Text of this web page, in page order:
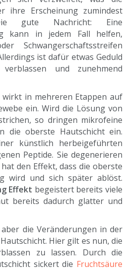
ihre Erscheinung zumindest
gute Nachricht: Eine
kann in jedem Fall helfen,
Schwangerschaftsstreifen
ist dafür etwas Geduld
und zunehmend
wirkt in mehreren Etappen auf
ein. Wird die Lösung von
so dringen mikrofeine
die oberste Hautschicht ein.
künstlich herbeigeführten
Peptide. Sie degenerieren
den Effekt, dass die oberste
wird und sich später ablöst.
Effekt begeistert bereits viele
bereits dadurch glatter und
die Veränderungen in der
Hier gilt es nun, die
zu lassen. Durch die
sickert die Fruchtsäure